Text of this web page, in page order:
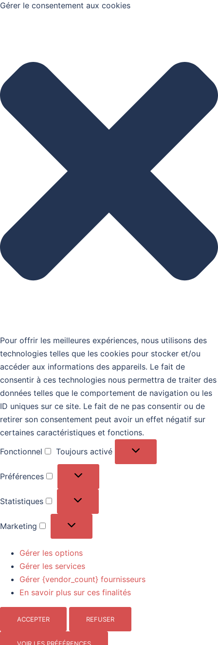
Gérer le consentement aux cookies
Pour offrir les meilleures expériences, nous utilisons des
technologies telles que les cookies pour stocker et/ou
accéder aux informations des appareils. Le fait de
consentir à ces technologies nous permettra de traiter des
données telles que le comportement de navigation ou les
ID uniques sur ce site. Le fait de ne pas consentir ou de
retirer son consentement peut avoir un effet négatif sur
certaines caractéristiques et fonctions.
Fonctionnel
Fonctionnel
Toujours activé
Préférences
Statistiques
Marketing
Gérer les options
Gérer les services
Gérer {vendor_count} fournisseurs
En savoir plus sur ces finalités
ACCEPTER REFUSER
VOIR LES PRÉFÉRENCES